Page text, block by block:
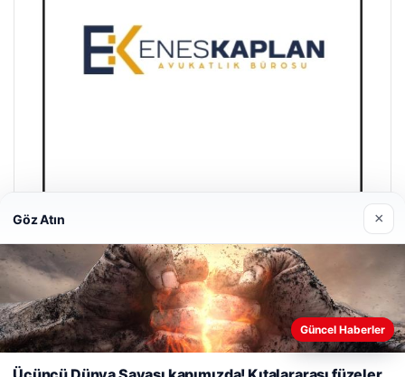
Enes Kaplan Avukatlık Bürosu
28/04/2026
Web sitemizi nasıl kullandığınızı daha iyi anlayabilmek,
Göz Atın ×
Güncel Haberler